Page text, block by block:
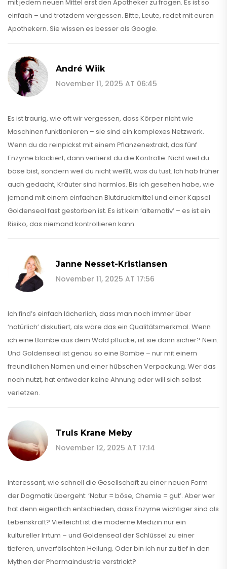
mit jedem neuen Mittel erst den Apotheker zu fragen. Es ist so
einfach – und trotzdem vergessen. Bitte, Leute, redet mit euren
Apothekern. Sie wissen es besser als Google.
André Wiik
November 11, 2025 AT 06:45
Es ist traurig, wie oft wir vergessen, dass Körper nicht wie
Maschinen funktionieren – sie sind ein komplexes Netzwerk.
Wenn du da reinpickst mit einem Pflanzenextrakt, das fünf
Enzyme blockiert, dann verlierst du die Kontrolle. Nicht weil du
böse bist, sondern weil du nicht weißt, was du tust. Ich hab früher
auch gedacht, Kräuter sind harmlos. Bis ich gesehen habe, wie
jemand mit einem einfachen Blutdruckmittel und einer Kapsel
Goldenseal fast gestorben ist. Es ist kein ‘alternativ’ – es ist ein
Risiko, das niemand kontrollieren kann.
Janne Nesset-Kristiansen
November 11, 2025 AT 17:56
Ich find’s einfach lächerlich, dass man noch immer über
‘natürlich’ diskutiert, als wäre das ein Qualitätsmerkmal. Wenn
ich eine Bombe aus dem Wald pflücke, ist sie dann sicher? Nein.
Und Goldenseal ist genau so eine Bombe – nur mit einem
freundlichen Namen und einer hübschen Verpackung. Wer das
noch nutzt, hat entweder keine Ahnung oder will sich selbst
verletzen.
Truls Krane Meby
November 12, 2025 AT 17:14
Interessant, wie schnell die Gesellschaft zu einer neuen Form
der Dogmatik übergeht: ‘Natur = böse, Chemie = gut’. Aber wer
hat denn eigentlich entschieden, dass Enzyme wichtiger sind als
Lebenskraft? Vielleicht ist die moderne Medizin nur ein
kultureller Irrtum – und Goldenseal der Schlüssel zu einer
tieferen, unverfälschten Heilung. Oder bin ich nur zu tief in den
Mythen der Pharmaindustrie verstrickt?